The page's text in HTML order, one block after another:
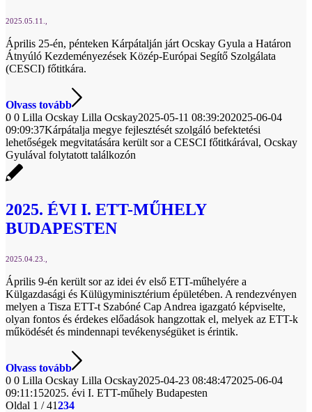
2025.05.11.
Április 25-én, pénteken Kárpátalján járt Ocskay Gyula a Határon
Átnyúló Kezdeményezések Közép-Európai Segítő Szolgálata
(CESCI) főtitkára.
Olvass tovább
0 0 Lilla Ocskay Lilla Ocskay2025-05-11 08:39:202025-06-04
09:09:37Kárpátalja megye fejlesztését szolgáló befektetési
lehetőségek megvitatására került sor a CESCI főtitkárával, Ocskay
Gyulával folytatott találkozón
2025. ÉVI I. ETT-MŰHELY
BUDAPESTEN
2025.04.23.
Április 9-én került sor az idei év első ETT-műhelyére a
Külgazdasági és Külügyminisztérium épületében. A rendezvényen
melyen a Tisza ETT-t Szabóné Cap Andrea igazgató képviselte,
olyan fontos és érdekes előadások hangzottak el, melyek az ETT-k
működését és mindennapi tevékenységüket is érintik.
Olvass tovább
0 0 Lilla Ocskay Lilla Ocskay2025-04-23 08:48:472025-06-04
09:11:152025. évi I. ETT-műhely Budapesten
Oldal 1 / 41234